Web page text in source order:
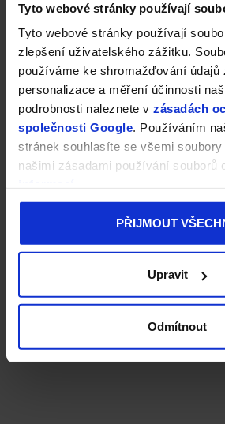
Tyto webové stránky používají
Tyto webové stránky používají
zlepšení uživatelského zážitku.
používáme ke shromažďování údajů
personalizace a měření účinnosti
podrobnosti naleznete v zásadách
společnosti Google. Používáním
stránek souhlasíte se všemi
našimi zásadami používání souborů
PŘIJMOUT
Upravit
Odmítnout